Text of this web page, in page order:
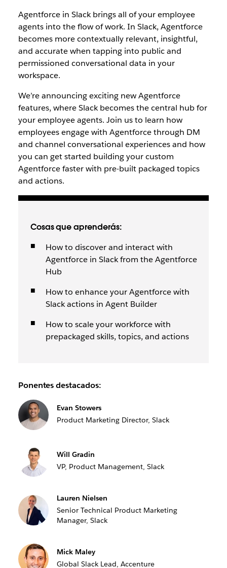
Agentforce in Slack brings all of your employee
agents into the flow of work. In Slack, Agentforce
becomes more contextually relevant, insightful,
and accurate when tapping into public and
permissioned conversational data in your
workspace.
We’re announcing exciting new Agentforce
features, where Slack becomes the central hub for
your employee agents. Join us to learn how
employees engage with Agentforce through DM
and channel conversational experiences and how
you can get started building your custom
Agentforce faster with pre-built packaged topics
and actions.
Cosas que aprenderás:
How to discover and interact with
Agentforce in Slack from the Agentforce
Hub
How to enhance your Agentforce with
Slack actions in Agent Builder
How to scale your workforce with
prepackaged skills, topics, and actions
Ponentes destacados:
Evan Stowers
Product Marketing Director, Slack
Will Gradin
VP, Product Management, Slack
Lauren Nielsen
Senior Technical Product Marketing
Manager, Slack
Mick Maley
Global Slack Lead, Accenture